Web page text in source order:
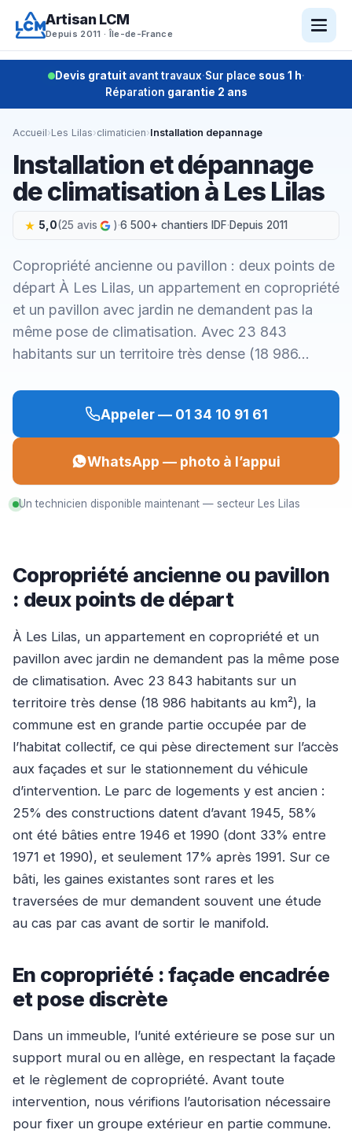
contenu
Artisan LCM
Depuis 2011 · Île-de-France
Devis gratuitavant travaux·Sur place sous 1 h·
Réparation garantie 2 ans
Accueil›Les Lilas›climaticien›Installation depannage
Installation et dépannage
de climatisation à Les Lilas
5,0(25 avis )·6 500+ chantiers IDF·Depuis 2011
Copropriété ancienne ou pavillon : deux points de
départ À Les Lilas, un appartement en copropriété
et un pavillon avec jardin ne demandent pas la
même pose de climatisation. Avec 23 843
habitants sur un territoire très dense (18 986…
Appeler — 01 34 10 91 61
WhatsApp — photo à l’appui
Un technicien disponible maintenant — secteur Les Lilas
Copropriété ancienne ou pavillon
: deux points de départ
À Les Lilas, un appartement en copropriété et un
pavillon avec jardin ne demandent pas la même pose
de climatisation. Avec 23 843 habitants sur un
territoire très dense (18 986 habitants au km²), la
commune est en grande partie occupée par de
l’habitat collectif, ce qui pèse directement sur l’accès
aux façades et sur le stationnement du véhicule
d’intervention. Le parc de logements y est ancien :
25% des constructions datent d’avant 1945, 58%
ont été bâties entre 1946 et 1990 (dont 33% entre
1971 et 1990), et seulement 17% après 1991. Sur ce
bâti, les gaines existantes sont rares et les
traversées de mur demandent souvent une étude
au cas par cas avant de sortir le manifold.
En copropriété : façade encadrée
et pose discrète
Dans un immeuble, l’unité extérieure se pose sur un
support mural ou en allège, en respectant la façade
et le règlement de copropriété. Avant toute
intervention, nous vérifions l’autorisation nécessaire
pour fixer un groupe extérieur en partie commune.